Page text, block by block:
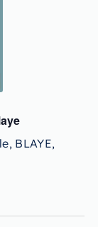
BLAYE,